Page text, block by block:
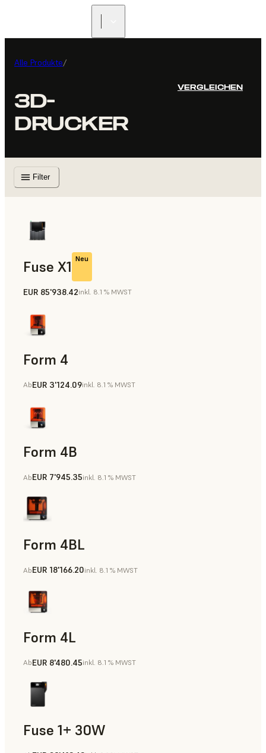
Alle Produkte/
3D-
DRUCKER
VERGLEICHEN
Filter
Fuse X1 Neu
EUR 85'938.42inkl. 8.1 % MWST
Form 4
AbEUR 3'124.09inkl. 8.1 % MWST
Form 4B
AbEUR 7'945.35inkl. 8.1 % MWST
Form 4BL
AbEUR 18'166.20inkl. 8.1 % MWST
Form 4L
AbEUR 8'480.45inkl. 8.1 % MWST
Fuse 1+ 30W